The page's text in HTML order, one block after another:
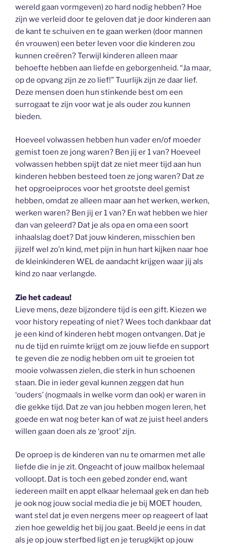
wereld gaan vormgeven) zo hard nodig hebben? Hoe
zijn we verleid door te geloven dat je door kinderen aan
de kant te schuiven en te gaan werken (door mannen
én vrouwen) een beter leven voor die kinderen zou
kunnen creëren? Terwijl kinderen alleen maar
behoefte hebben aan liefde en geborgenheid. “Ja maar,
op de opvang zijn ze zo lief!” Tuurlijk zijn ze daar lief.
Deze mensen doen hun stinkende best om een
surrogaat te zijn voor wat je als ouder zou kunnen
bieden.
Hoeveel volwassen hebben hun vader en/of moeder
gemist toen ze jong waren? Ben jij er 1 van? Hoeveel
volwassen hebben spijt dat ze niet meer tijd aan hun
kinderen hebben besteed toen ze jong waren? Dat ze
het opgroeiproces voor het grootste deel gemist
hebben, omdat ze alleen maar aan het werken, werken,
werken waren? Ben jij er 1 van? En wat hebben we hier
dan van geleerd? Dat je als opa en oma een soort
inhaalslag doet? Dat jouw kinderen, misschien ben
jijzelf wel zo’n kind, met pijn in hun hart kijken naar hoe
de kleinkinderen WEL de aandacht krijgen waar jij als
kind zo naar verlangde.
Zie het cadeau!
Lieve mens, deze bijzondere tijd is een gift. Kiezen we
voor history repeating of niet? Wees toch dankbaar dat
je een kind of kinderen hebt mogen ontvangen. Dat je
nu de tijd en ruimte krijgt om ze jouw liefde en support
te geven die ze nodig hebben om uit te groeien tot
mooie volwassen zielen, die sterk in hun schoenen
staan. Die in ieder geval kunnen zeggen dat hun
‘ouders’ (nogmaals in welke vorm dan ook) er waren in
die gekke tijd. Dat ze van jou hebben mogen leren, het
goede en wat nog beter kan of wat ze juist heel anders
willen gaan doen als ze ‘groot’ zijn.
De oproep is de kinderen van nu te omarmen met alle
liefde die in je zit. Ongeacht of jouw mailbox helemaal
volloopt. Dat is toch een gebed zonder end, want
iedereen mailt en appt elkaar helemaal gek en dan heb
je ook nog jouw social media die je bij MOET houden,
want stel dat je even nergens meer op reageert of laat
zien hoe geweldig het bij jou gaat. Beeld je eens in dat
als je op jouw sterfbed ligt en je terugkijkt op jouw